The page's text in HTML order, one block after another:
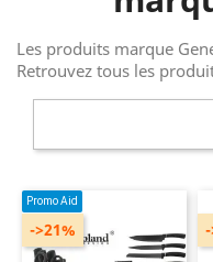
Les produits marque
Retrouvez tous les
Promo Aid
->21%